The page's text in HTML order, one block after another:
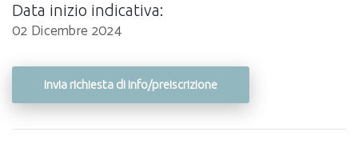
Data inizio indicativa:
02 Dicembre 2024
Invia richiesta di info/preiscrizione